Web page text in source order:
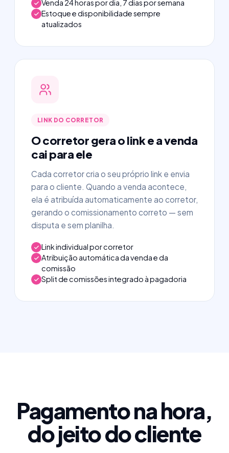
Venda 24 horas por dia, 7 dias por semana
Estoque e disponibilidade sempre
atualizados
LINK DO CORRETOR
O corretor gera o link e a venda
cai para ele
Cada corretor cria o seu próprio link e envia
para o cliente. Quando a venda acontece,
ela é atribuída automaticamente ao corretor,
gerando o comissionamento correto — sem
disputa e sem planilha.
Link individual por corretor
Atribuição automática da venda e da
comissão
Split de comissões integrado à pagadoria
Pagamento na hora,
do jeito do cliente